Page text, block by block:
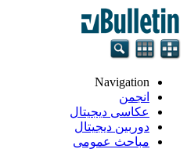
Navigation
انجمن
عکاسی دیجیتال
دوربین دیجیتال
مباحث عمومی